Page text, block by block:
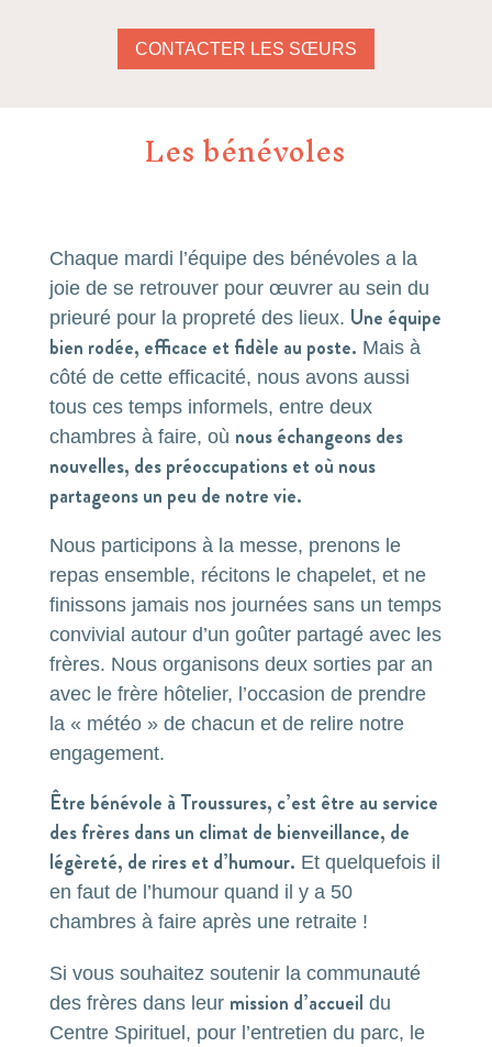
CONTACTER LES SŒURS
Les bénévoles
Chaque mardi l’équipe des bénévoles a la
joie de se retrouver pour œuvrer au sein du
prieuré pour la propreté des lieux. Une équipe
bien rodée, efficace et fidèle au poste. Mais à
côté de cette efficacité, nous avons aussi
tous ces temps informels, entre deux
chambres à faire, où nous échangeons des
nouvelles, des préoccupations et où nous
partageons un peu de notre vie.
Nous participons à la messe, prenons le
repas ensemble, récitons le chapelet, et ne
finissons jamais nos journées sans un temps
convivial autour d’un goûter partagé avec les
frères. Nous organisons deux sorties par an
avec le frère hôtelier, l’occasion de prendre
la « météo » de chacun et de relire notre
engagement.
Être bénévole à Troussures, c’est être au service
des frères dans un climat de bienveillance, de
légèreté, de rires et d’humour. Et quelquefois il
en faut de l’humour quand il y a 50
chambres à faire après une retraite !
Si vous souhaitez soutenir la communauté
des frères dans leur mission d’accueil du
Centre Spirituel, pour l’entretien du parc, le